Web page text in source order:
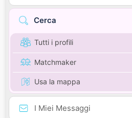
Cerca
Tutti i profili
Matchmaker
Usa la mappa
I Miei Messaggi